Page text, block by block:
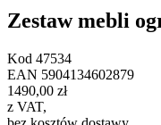
Zestaw mebli
Kod 47534
EAN 5904134602879
1490,00 zł
z VAT,